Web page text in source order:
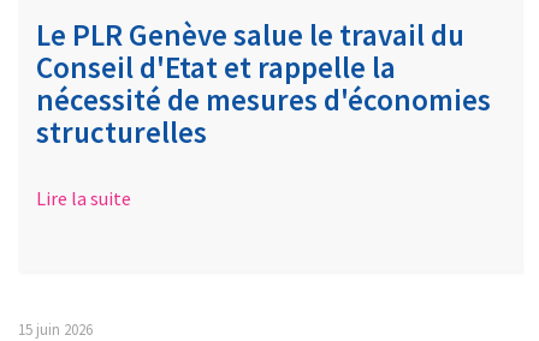
Le PLR Genève salue le travail du
Conseil d'Etat et rappelle la
nécessité de mesures d'économies
structurelles
Lire la suite
15 juin 2026